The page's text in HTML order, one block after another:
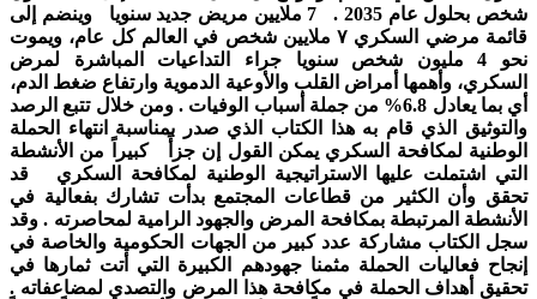
شخص بحلول عام 2035 . 7 ملايين مريض جديد سنويا وينضم إلى
قائمة مرضي السكري ٧ ملايين شخص في العالم كل عام، ويموت
نحو 4 مليون شخص سنويا جراء التداعيات المباشرة لمرض
السكري، وأهمها أمراض القلب والأوعية الدموية وارتفاع ضغط الدم،
أي بما يعادل 6.8% من جملة أسباب الوفيات . ومن خلال تتبع الرصد
والتوثيق الذي قام به هذا الكتاب الذي صدر بمناسبة انتهاء الحملة
الوطنية لمكافحة السكري يمكن القول إن جزأً كبيراً من الأنشطة
التي اشتملت عليها الاستراتيجية الوطنية لمكافحة السكري قد
تحقق وأن الكثير من قطاعات المجتمع بدأت تشارك بفعالية في
الأنشطة المرتبطة بمكافحة المرض والجهود الرامية لمحاصرته . وقد
سجل الكتاب مشاركة عدد كبير من الجهات الحكومية والخاصة في
إنجاح فعاليات الحملة مثمنا جهودهم الكبيرة التي أتت ثمارها في
تحقيق أهداف الحملة في مكافحة هذا المرض والتصدي لمضاعفاته .